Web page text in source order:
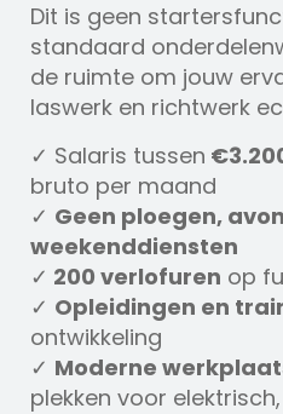
Dit is geen
standaard
de ruimte om jouw
laswerk en richtwerk
✓ Salaris tussen
bruto per maand
✓ Geen ploegen,
weekenddiensten
✓ 200 verlofuren op
✓ Opleidingen en
ontwikkeling
✓ Moderne
plekken voor